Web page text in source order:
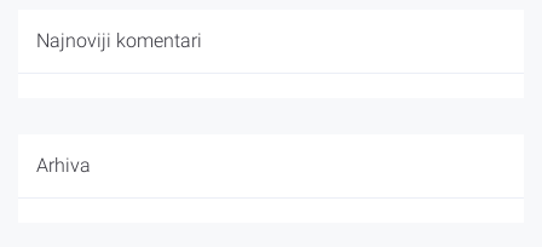
Najnoviji komentari
Arhiva